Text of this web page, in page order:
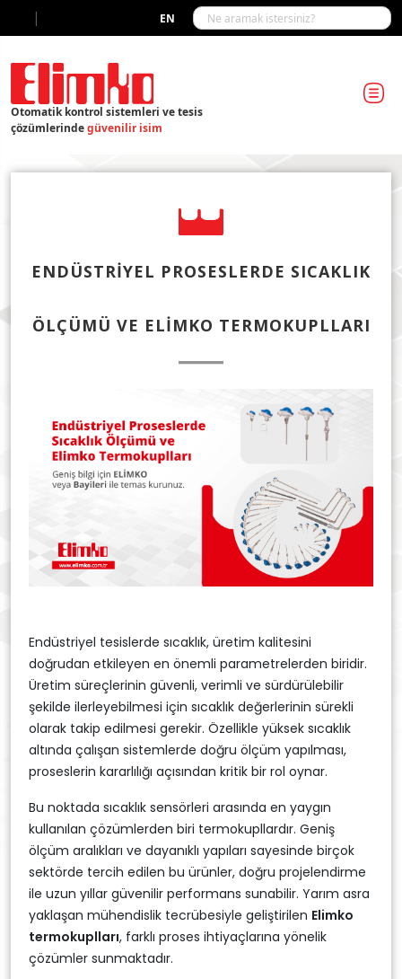
EN
|
Otomatik kontrol sistemleri ve tesis
çözümlerindegüvenilir isim
ENDÜSTRIYEL PROSESLERDE SICAKLIK
ÖLÇÜMÜ VE ELIMKO TERMOKUPLLARI
Endüstriyel tesislerde sıcaklık, üretim kalitesini
doğrudan etkileyen en önemli parametrelerden biridir.
Üretim süreçlerinin güvenli, verimli ve sürdürülebilir
şekilde ilerleyebilmesi için sıcaklık değerlerinin sürekli
olarak takip edilmesi gerekir. Özellikle yüksek sıcaklık
altında çalışan sistemlerde doğru ölçüm yapılması,
proseslerin kararlılığı açısından kritik bir rol oynar.
Bu noktada sıcaklık sensörleri arasında en yaygın
kullanılan çözümlerden biri termokupllardır. Geniş
ölçüm aralıkları ve dayanıklı yapıları sayesinde birçok
sektörde tercih edilen bu ürünler, doğru projelendirme
ile uzun yıllar güvenilir performans sunabilir. Yarım asra
yaklaşan mühendislik tecrübesiyle geliştirilen Elimko
termokuplları, farklı proses ihtiyaçlarına yönelik
çözümler sunmaktadır.